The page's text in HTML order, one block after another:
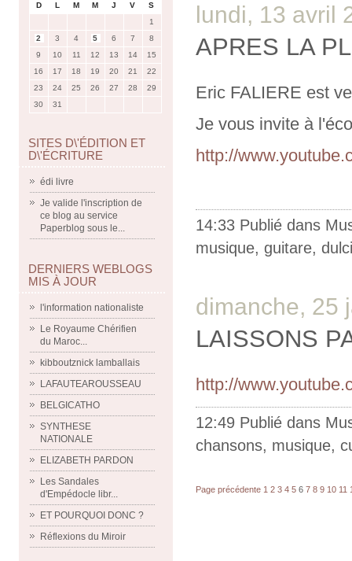
D L M M J V
S
1
2
3 4 5 6 7
8
9
10 11 12 13 14
15
16
17 18 19 20 21
22
23
24 25 26 27 28
29
30
31
SITES D\'ÉDITION ET
D\'ÉCRITURE
édi livre
Je valide l'inscription de
ce blog au service
Paperblog sous le...
DERNIERS WEBLOGS
MIS À JOUR
l'information nationaliste
Le Royaume Chérifien
du Maroc...
kibboutznick lamballais
LAFAUTEAROUSSEAU
BELGICATHO
SYNTHESE
NATIONALE
ELIZABETH PARDON
Les Sandales
d'Empédocle libr...
ET POURQUOI DONC ?
Réflexions du Miroir
lundi, 13 avril
APRES LA
Eric FALIERE est
Je vous invite à
http://
14:33 Publié dans
musique, guitare,
dimanche, 25
LAISSONS
http://
12:49 Publié dans
chansons, musique,
Page précédente 1 2 3 4 5 6 7 8 9 10 11